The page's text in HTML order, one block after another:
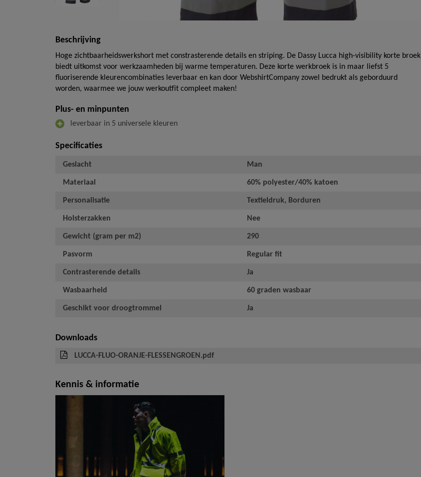
Beschrijving
Hoge zichtbaarheidswerkshort met constrasterende details en striping. De Dassy Lucca high-visibility korte broek
biedt uitkomst voor werkzaamheden bij warme temperaturen. Deze korte werkbroek is in maar liefst 5
fluoriserende kleurencombinaties leverbaar en kan door WebshirtCompany zowel bedrukt als geborduurd
worden, waarmee we jouw werkoutfit compleet maken!
Plus- en minpunten
leverbaar in 5 universele kleuren
Specificaties
Geslacht Man
Materiaal 60% polyester/40% katoen
Personalisatie Textieldruk, Borduren
Holsterzakken Nee
Gewicht (gram per m2) 290
Pasvorm Regular fit
Contrasterende details Ja
Wasbaarheid 60 graden wasbaar
Geschikt voor droogtrommel Ja
Downloads
LUCCA-FLUO-ORANJE-FLESSENGROEN.pdf
Kennis & informatie